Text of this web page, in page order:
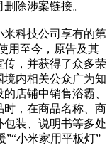
除涉案链接。
科技公司享有的第
用至今，原告及其
传，并获得了众多荣
境内相关公众广为知
店铺中销售浴霸、
时，在商品名称、商
装、说明书等多处
”“小米家用平板灯”